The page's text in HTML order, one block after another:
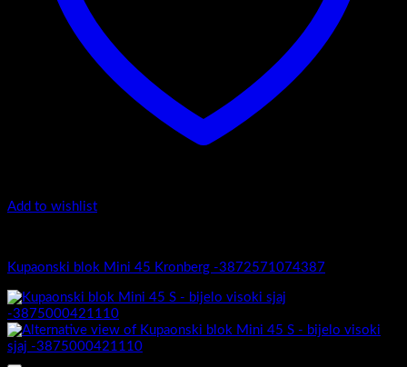
Add to wishlist
Kupaonski blok Mini 45 Kronberg -3872571074387